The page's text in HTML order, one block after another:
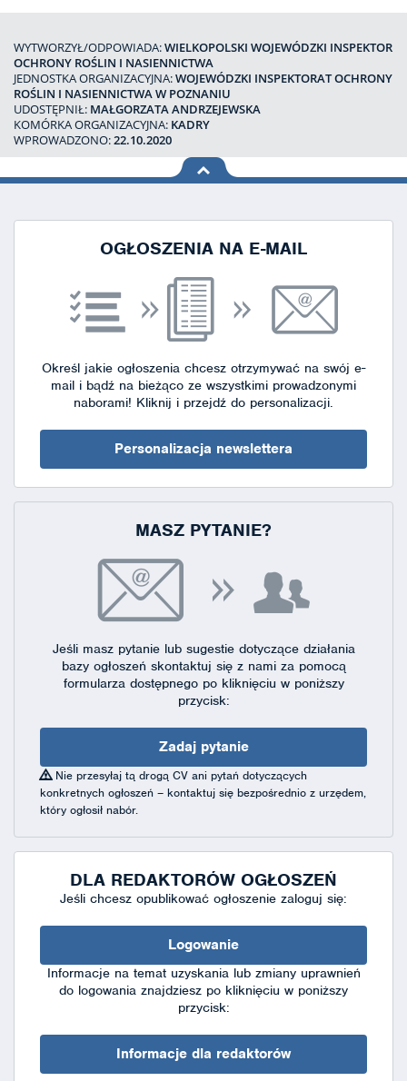
WYTWORZYŁ/ODPOWIADA:WIELKOPOLSKI WOJEWÓDZKI INSPEKTOR
OCHRONY ROŚLIN I NASIENNICTWA
JEDNOSTKA ORGANIZACYJNA:WOJEWÓDZKI INSPEKTORAT OCHRONY
ROŚLIN I NASIENNICTWA W POZNANIU
UDOSTĘPNIŁ: MAŁGORZATA ANDRZEJEWSKA
KOMÓRKA ORGANIZACYJNA: KADRY
WPROWADZONO:22.10.2020
na górę
OGŁOSZENIA NA E-MAIL
Określ jakie ogłoszenia chcesz otrzymywać na swój e-
mail i bądź na bieżąco ze wszystkimi prowadzonymi
naborami! Kliknij i przejdź do personalizacji.
Personalizacja newslettera
MASZ PYTANIE?
Jeśli masz pytanie lub sugestie dotyczące działania
bazy ogłoszeń skontaktuj się z nami za pomocą
formularza dostępnegopo kliknięciu w poniższy
przycisk:
Zadaj pytanie
Nie przesyłaj tą drogą CV ani pytań dotyczących
konkretnych ogłoszeń – kontaktuj się bezpośrednio z urzędem,
który ogłosił nabór.
DLA REDAKTORÓW OGŁOSZEŃ
Jeśli chcesz opublikować ogłoszenie zaloguj się:
Logowanie
Informacje na temat uzyskania lub zmiany uprawnień
do logowania znajdziesz po kliknięciu w poniższy
przycisk:
Informacje dla redaktorów